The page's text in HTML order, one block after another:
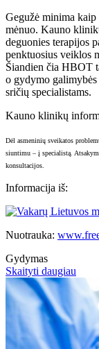
Gegužė minima
mėnuo. Kauno
deguonies terapijos
penktuosius veiklos
Šiandien čia HBOT
o gydymo
sričių specialistams.
Kauno klinikų
Dėl asmeninių sveikatos
siuntimu – į specialistą. Atsaky
konsultacijos.
Informacija iš:
Nuotrauka:
Gydymas
Skaityti daugiau